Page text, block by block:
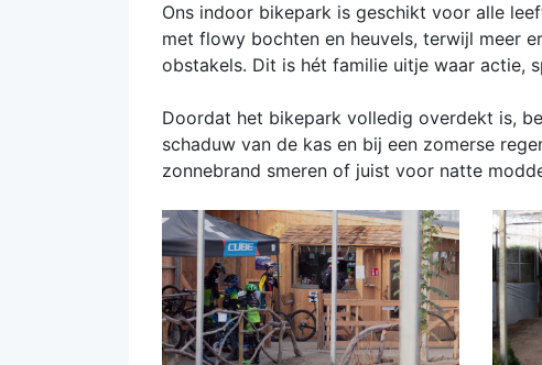
Ons indoor bikepark is geschikt voor alle
met flowy bochten en heuvels, terwijl meer
obstakels. Dit is hét familie uitje waar actie,
Doordat het bikepark volledig overdekt is,
schaduw van de kas en bij een zomerse
zonnebrand smeren of juist voor natte